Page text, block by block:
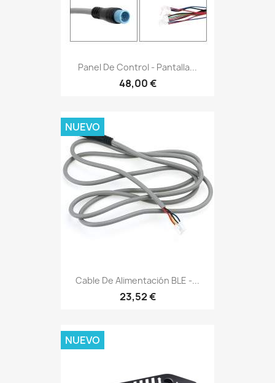
Panel De Control - Pantalla...
48,00 €
Cable De Alimentación BLE -...
23,52 €
NUEVO
NUEVO